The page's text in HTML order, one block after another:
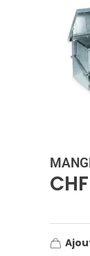
CHF